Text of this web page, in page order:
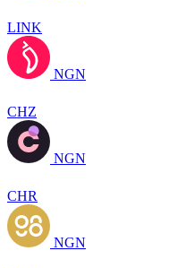
LINK
NGN
CHZ
NGN
CHR
NGN